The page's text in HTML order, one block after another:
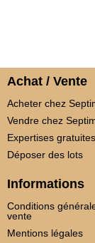
Achat / Vente
Acheter chez
Vendre chez
Expertises gratuites
Déposer des lots
Informations
Conditions
vente
Mentions légales